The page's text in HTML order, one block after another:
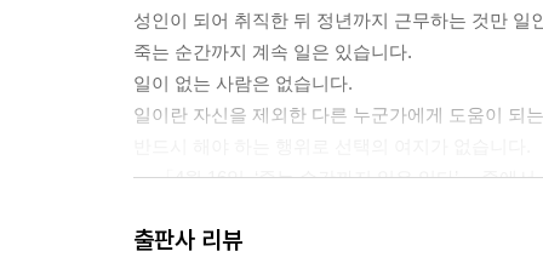
성인이 되어 취직한 뒤 정년까지 근무하는 것만 일
죽는 순간까지 계속 일은 있습니다.
일이 없는 사람은 없습니다.
일이란 자신을 제외한 다른 누군가에게 도움이 되
--- 「4월 16일, ‘죽는 순간까지 일은 있다’」 중에서
치열한 논쟁 끝에 이른 결론도 사실 ‘또 하나의 의
출판사 리뷰